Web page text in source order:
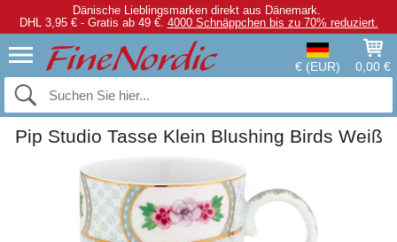
Dänische Lieblingsmarken direkt aus Dänemark.
DHL 3,95 € - Gratis ab 49 €. 4000 Schnäppchen bis zu 70% reduziert.
€ (EUR) 0,00 €
Pip Studio Tasse Klein Blushing Birds Weiß